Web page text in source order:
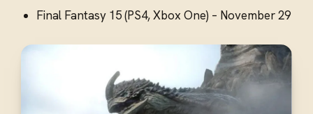
Final Fantasy 15 (PS4, Xbox One) – November 29